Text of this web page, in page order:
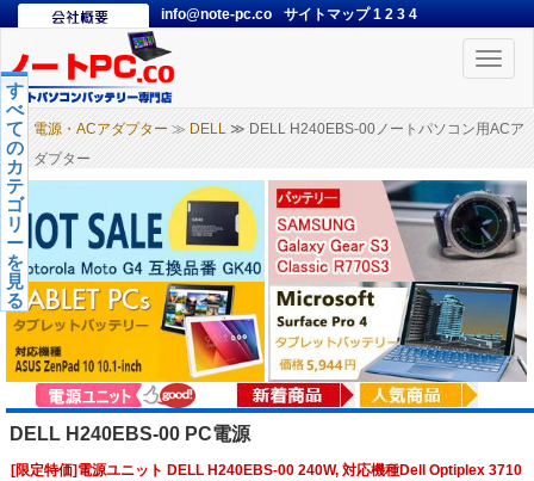
info@note-pc.co サイトマップ1 2 3 4
Toggle
電源・ACアダプター ≫ DELL ≫ DELL H240EBS-00ノートパソコン用ACア
ダプター
す
べ
て
の
カ
テ
ゴ
リ
ー
を
見
る
DELL H240EBS-00 PC電源
[限定特価]電源ユニット DELL H240EBS-00 240W, 対応機種Dell Optiplex 3710